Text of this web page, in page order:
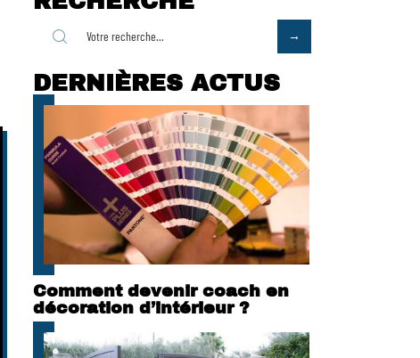
DERNIÈRES ACTUS
Comment devenir coach en
décoration d’intérieur ?